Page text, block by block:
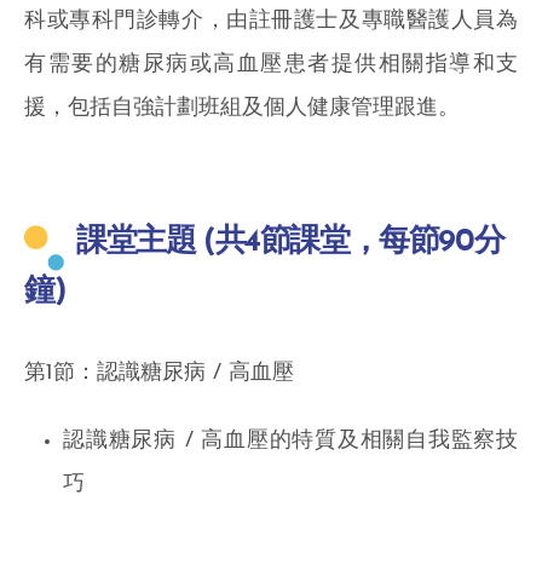
科或專科門診轉介，由註冊護士及專職醫護人員為
有需要的糖尿病或高血壓患者提供相關指導和支
援，包括自強計劃班組及個人健康管理跟進。
課堂主題(共4節課堂，每節90分
鐘)
第1節：認識糖尿病 / 高血壓
認識糖尿病 / 高血壓的特質及相關自我監察技
巧